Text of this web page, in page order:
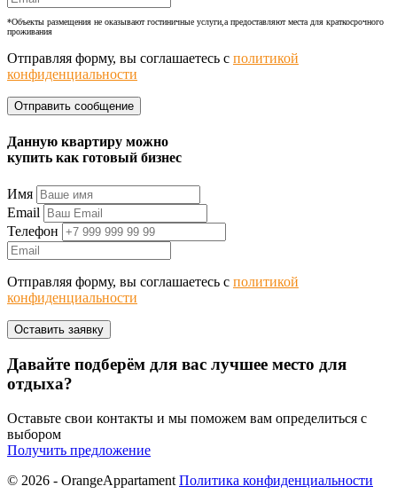
*Объекты размещения не оказывают гостиничные услуги,а предоставляют места для краткосрочного
проживания
Отправляя форму, вы соглашаетесь с политикой
конфиденциальности
Данную квартиру можно
купить как готовый бизнес
Имя
Email
Телефон
Отправляя форму, вы соглашаетесь с политикой
конфиденциальности
Давайте подберём для вас лучшее место для
отдыха?
Оставьте свои контакты и мы поможем вам определиться с
выбором
Получить предложение
© 2026 - OrangeAppartament Политика конфиденциальности